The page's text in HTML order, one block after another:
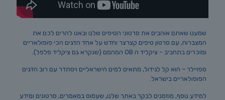
שמענו שאתם אוהבים את סרטוני הטיפים שלנו ובאנו להרים לכם את
המצברוח, עם סרטון טיפים קצרצר וחדש על אחד הדגים הכי פופולאריים
ומוכרים בתחביב – ציקליד ה OB המהמם (שנקרא גם ציקליד פלפל).
ספויילר – הוא קל לגידול, מתאים למים הישראליים ויסתדר עם רוב הדגים
הפופולאריים בישראל.
למידע נוסף, מוזמנים לבקר באתר שלנו, שעמוס במאמרים, סרטונים ומידע